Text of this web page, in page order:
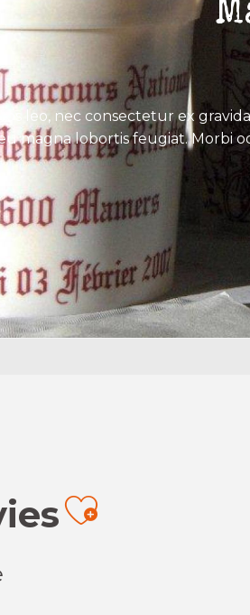
leo, nec consectetur ex
magna lobortis feugiat. Morbi
Ajouter